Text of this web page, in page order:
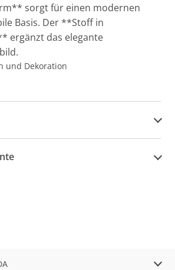
sorgt für einen modernen
Basis. Der **Stoff in
ergänzt das elegante
und Dekoration